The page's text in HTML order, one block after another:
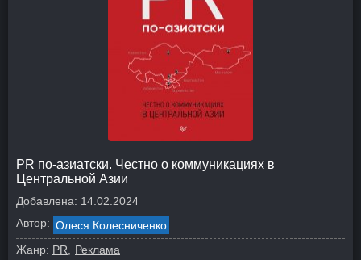
PR по-азиатски. Честно о коммуникациях в
Центральной Азии
Добавлена: 14.02.2024
Автор: Олеся Колесниченко
Жанр: PR
Реклама